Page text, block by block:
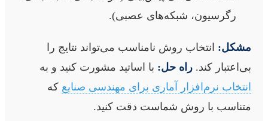
رگرسیون، شبکه‌های عصبی).
مشکل: انتخاب روش نامناسب می‌تواند نتایج را
بی‌اعتبار کند. راه حل: با اساتید مشورت کنید و به
انتخاب نرم‌افزار آماری برای مهندسی صنایع که
متناسب با روش شماست دقت کنید.